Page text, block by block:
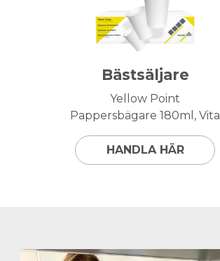
Bästsäljare
Yellow Point
Pappersbägare 180ml, Vita
HANDLA HÄR